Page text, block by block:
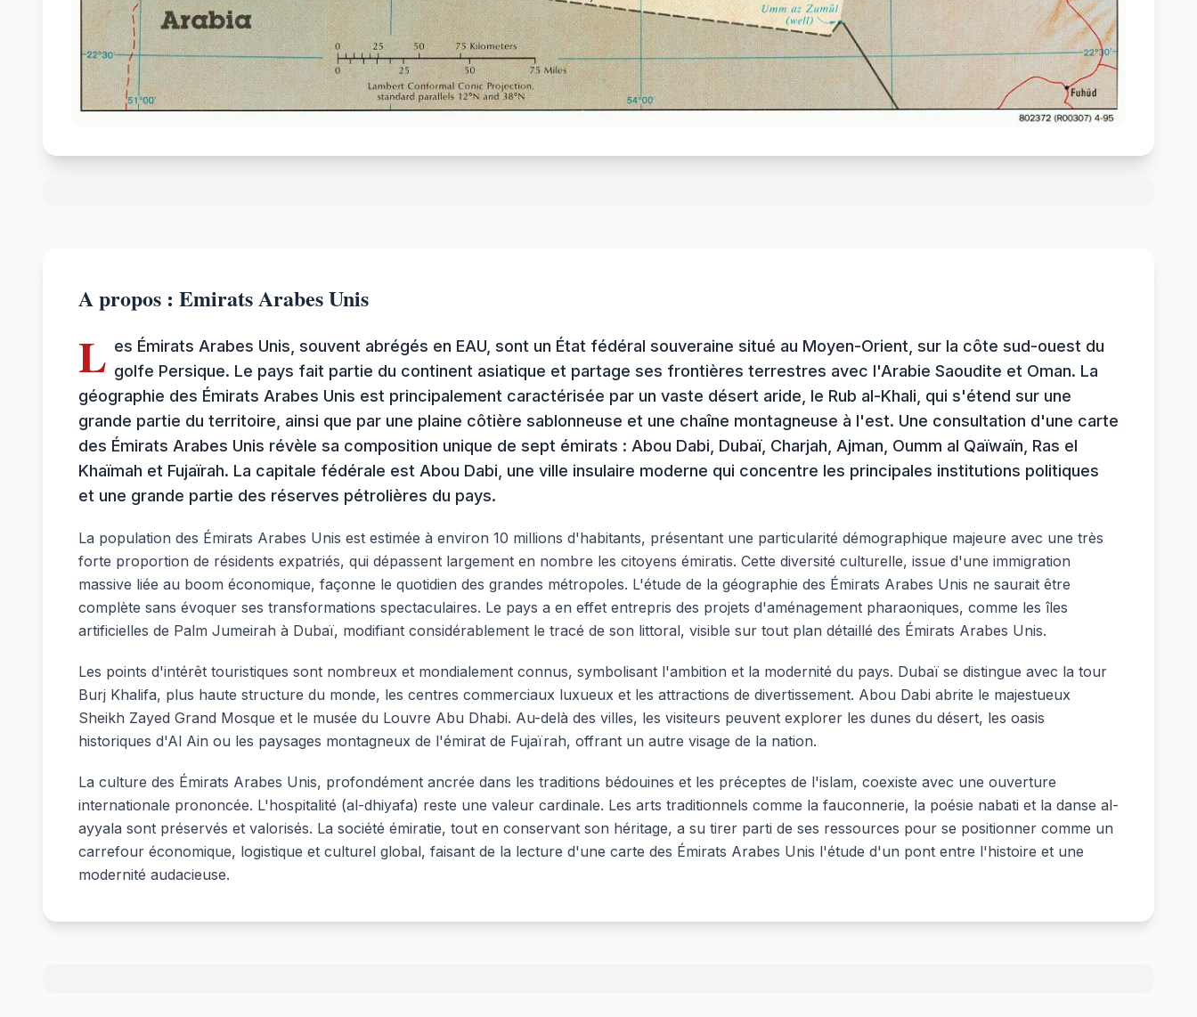
A propos : Emirats Arabes Unis
L es Émirats Arabes Unis, souvent abrégés en EAU, sont un État fédéral souveraine situé au Moyen-Orient, sur la côte sud-ouest du
golfe Persique. Le pays fait partie du continent asiatique et partage ses frontières terrestres avec l'Arabie Saoudite et Oman. La
géographie des Émirats Arabes Unis est principalement caractérisée par un vaste désert aride, le Rub al-Khali, qui s'étend sur une
grande partie du territoire, ainsi que par une plaine côtière sablonneuse et une chaîne montagneuse à l'est. Une consultation d'une carte
des Émirats Arabes Unis révèle sa composition unique de sept émirats : Abou Dabi, Dubaï, Charjah, Ajman, Oumm al Qaïwaïn, Ras el
Khaïmah et Fujaïrah. La capitale fédérale est Abou Dabi, une ville insulaire moderne qui concentre les principales institutions politiques
et une grande partie des réserves pétrolières du pays.
La population des Émirats Arabes Unis est estimée à environ 10 millions d'habitants, présentant une particularité démographique majeure avec une très
forte proportion de résidents expatriés, qui dépassent largement en nombre les citoyens émiratis. Cette diversité culturelle, issue d'une immigration
massive liée au boom économique, façonne le quotidien des grandes métropoles. L'étude de la géographie des Émirats Arabes Unis ne saurait être
complète sans évoquer ses transformations spectaculaires. Le pays a en effet entrepris des projets d'aménagement pharaoniques, comme les îles
artificielles de Palm Jumeirah à Dubaï, modifiant considérablement le tracé de son littoral, visible sur tout plan détaillé des Émirats Arabes Unis.
Les points d'intérêt touristiques sont nombreux et mondialement connus, symbolisant l'ambition et la modernité du pays. Dubaï se distingue avec la tour
Burj Khalifa, plus haute structure du monde, les centres commerciaux luxueux et les attractions de divertissement. Abou Dabi abrite le majestueux
Sheikh Zayed Grand Mosque et le musée du Louvre Abu Dhabi. Au-delà des villes, les visiteurs peuvent explorer les dunes du désert, les oasis
historiques d'Al Ain ou les paysages montagneux de l'émirat de Fujaïrah, offrant un autre visage de la nation.
La culture des Émirats Arabes Unis, profondément ancrée dans les traditions bédouines et les préceptes de l'islam, coexiste avec une ouverture
internationale prononcée. L'hospitalité (al-dhiyafa) reste une valeur cardinale. Les arts traditionnels comme la fauconnerie, la poésie nabati et la danse al-
ayyala sont préservés et valorisés. La société émiratie, tout en conservant son héritage, a su tirer parti de ses ressources pour se positionner comme un
carrefour économique, logistique et culturel global, faisant de la lecture d'une carte des Émirats Arabes Unis l'étude d'un pont entre l'histoire et une
modernité audacieuse.